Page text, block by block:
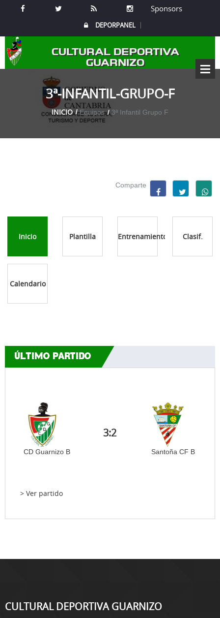
Sponsors
DEPORPANEL
CULTURAL DEPORTIVA
GUARNIZO
3ª-INFANTIL-GRUPO-F
INICIO Equipos 3ª Infantil Grupo F
Comparte
Inicio Plantilla Entrenamientos Clasif.
Calendario
ÚLTIMO PARTIDO
CD Guarnizo B
3:2
Santoña CF B
> Ver partido
CULTURAL DEPORTIVA GUARNIZO